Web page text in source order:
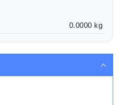
0.0000 kg